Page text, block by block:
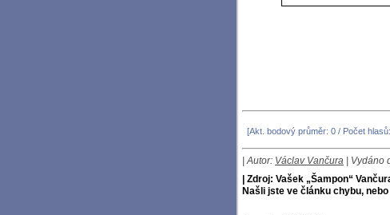
[Akt. bodový průměr: 0 / Počet
| Autor: Václav Vančura | Vydáno
| Zdroj: Vašek „Šampon“
Našli jste ve článku chybu,